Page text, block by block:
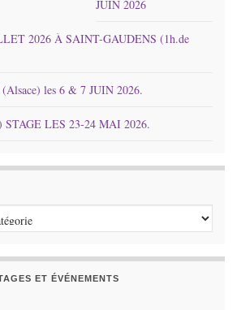
JUIN 2026
2026 À SAINT-GAUDENS (1h.de
les 6 & 7 JUIN 2026.
STAGE LES 23-24 MAI 2026.
ET ÉVÉNEMENTS